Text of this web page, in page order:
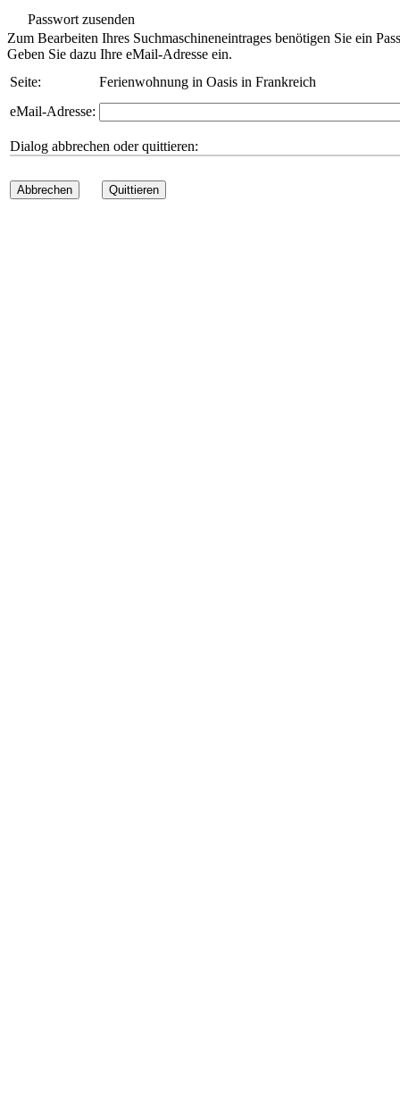
Passwort zusenden
Zum Bearbeiten Ihres Suchmaschineneintrages benötigen Sie ein
Geben Sie dazu Ihre eMail-Adresse ein.
Seite:
Ferienwohnung in Oasis in Frankreich
eMail-Adresse:
Dialog abbrechen oder quittieren:
Abbrechen Quittieren